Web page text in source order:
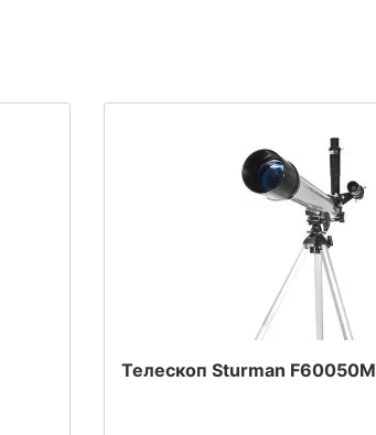
Телескоп Sturman F60050M